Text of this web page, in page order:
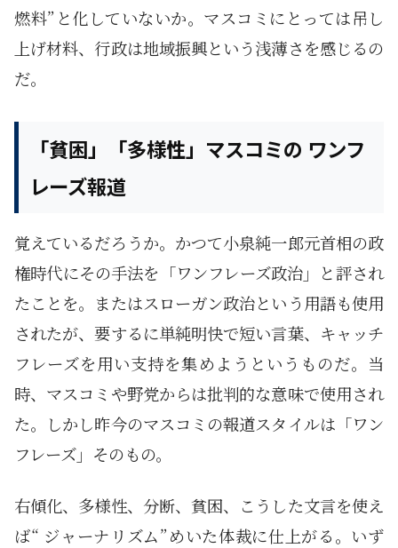
燃料”と化していないか。マスコミにとっては吊し
上げ材料、行政は地域振興という浅薄さを感じるの
だ。
「貧困」「多様性」マスコミの ワンフ
レーズ報道
覚えているだろうか。かつて小泉純一郎元首相の政
権時代にその手法を「ワンフレーズ政治」と評され
たことを。またはスローガン政治という用語も使用
されたが、要するに単純明快で短い言葉、キャッチ
フレーズを用い支持を集めようというものだ。当
時、マスコミや野党からは批判的な意味で使用され
た。しかし昨今のマスコミの報道スタイルは「ワン
フレーズ」そのもの。
右傾化、多様性、分断、貧困、こうした文言を使え
ば“ ジャーナリズム”めいた体裁に仕上がる。いず